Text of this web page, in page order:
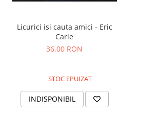
Licurici isi cauta amici - Eric
Carle
36,00 RON
STOC EPUIZAT
INDISPONIBIL